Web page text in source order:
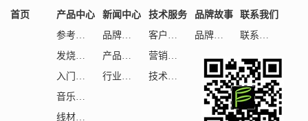
首页
产品中心
参考级HiFi
发烧级HiFi
线材配件
新闻中心
品牌活动
技术服务
营销网络
品牌故事
品牌理念
联系我们